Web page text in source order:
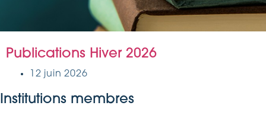
Publications Hiver 2026
12 juin 2026
Institutions membres